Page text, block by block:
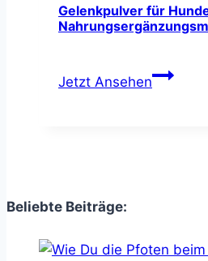
Omega-
3
&
Gelenkpulver für
Jetzt Ansehen
Beliebte Beiträge: